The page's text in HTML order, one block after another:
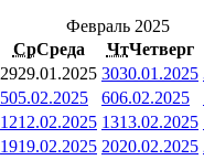
Февраль 2025
СрСреда ЧтЧетверг
2929.01.2025 3030.01.2025
505.02.2025 606.02.2025
1212.02.2025 1313.02.2025
1919.02.2025 2020.02.2025